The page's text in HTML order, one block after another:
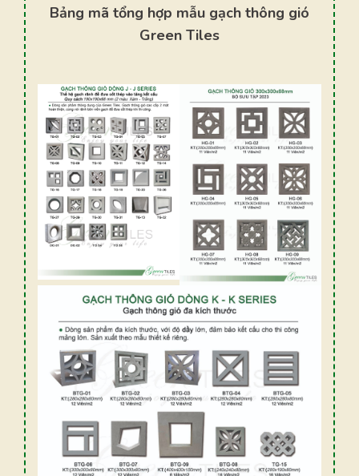
Bảng mã tổng hợp mẫu gạch thông gió
Green Tiles